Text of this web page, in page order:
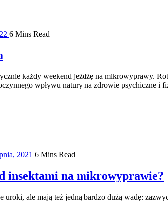
6 Mins Read
każdy weekend jeżdżę na mikrowyprawy.
wpływu natury na zdrowie psychiczne i
2021 6 Mins Read
insektami na mikrowyprawie?
uroki, ale mają też jedną bardzo dużą wadę: